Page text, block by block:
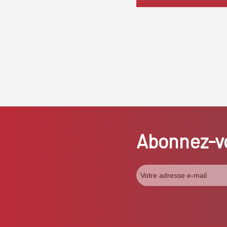
Abonnez-